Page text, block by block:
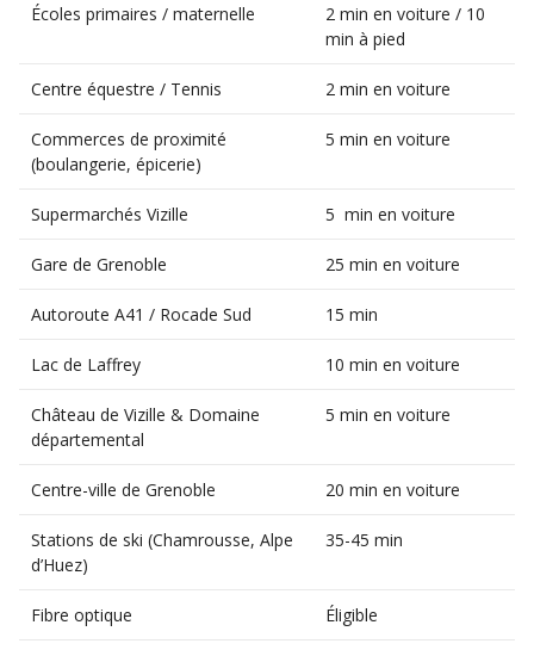
Écoles primaires / maternelle
2 min en voiture / 10
min à pied
Centre équestre / Tennis 2 min en voiture
Commerces de proximité
(boulangerie, épicerie)
5 min en voiture
Supermarchés Vizille 5 min en voiture
Gare de Grenoble 25 min en voiture
Autoroute A41 / Rocade Sud 15 min
Lac de Laffrey 10 min en voiture
Château de Vizille & Domaine
départemental
5 min en voiture
Centre-ville de Grenoble 20 min en voiture
Stations de ski (Chamrousse, Alpe
d’Huez)
35-45 min
Fibre optique Éligible